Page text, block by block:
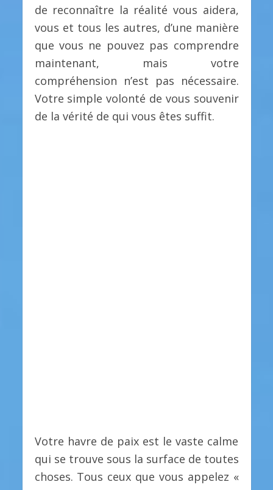
de reconnaître la réalité vous aidera,
vous et tous les autres, d’une manière
que vous ne pouvez pas comprendre
maintenant, mais votre
compréhension n’est pas nécessaire.
Votre simple volonté de vous souvenir
de la vérité de qui vous êtes suffit.
Votre havre de paix est le vaste calme
qui se trouve sous la surface de toutes
choses. Tous ceux que vous appelez «